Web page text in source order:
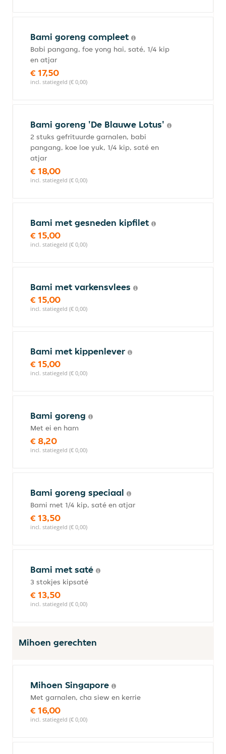
Bami goreng compleet
Babi pangang, foe yong hai, saté, 1/4 kip
en atjar
€ 17,50
incl. statiegeld (€ 0,00)
Bami goreng 'De Blauwe Lotus'
2 stuks gefrituurde garnalen, babi
pangang, koe loe yuk, 1/4 kip, saté en
atjar
€ 18,00
incl. statiegeld (€ 0,00)
Bami met gesneden kipfilet
€ 15,00
incl. statiegeld (€ 0,00)
Bami met varkensvlees
€ 15,00
incl. statiegeld (€ 0,00)
Bami met kippenlever
€ 15,00
incl. statiegeld (€ 0,00)
Bami goreng
Met ei en ham
€ 8,20
incl. statiegeld (€ 0,00)
Bami goreng speciaal
Bami met 1/4 kip, saté en atjar
€ 13,50
incl. statiegeld (€ 0,00)
Bami met saté
3 stokjes kipsaté
€ 13,50
incl. statiegeld (€ 0,00)
Mihoen gerechten
Mihoen Singapore
Met garnalen, cha siew en kerrie
€ 16,00
incl. statiegeld (€ 0,00)